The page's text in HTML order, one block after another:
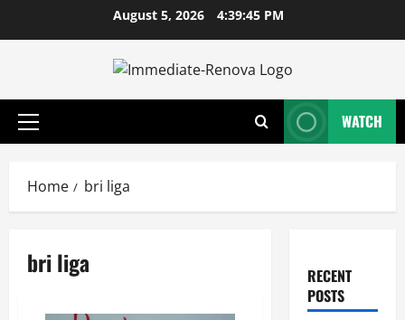
August 5, 2026 4:39:46 PM
Primary
WATCH
Home bri liga
bri liga
RECENT
POSTS